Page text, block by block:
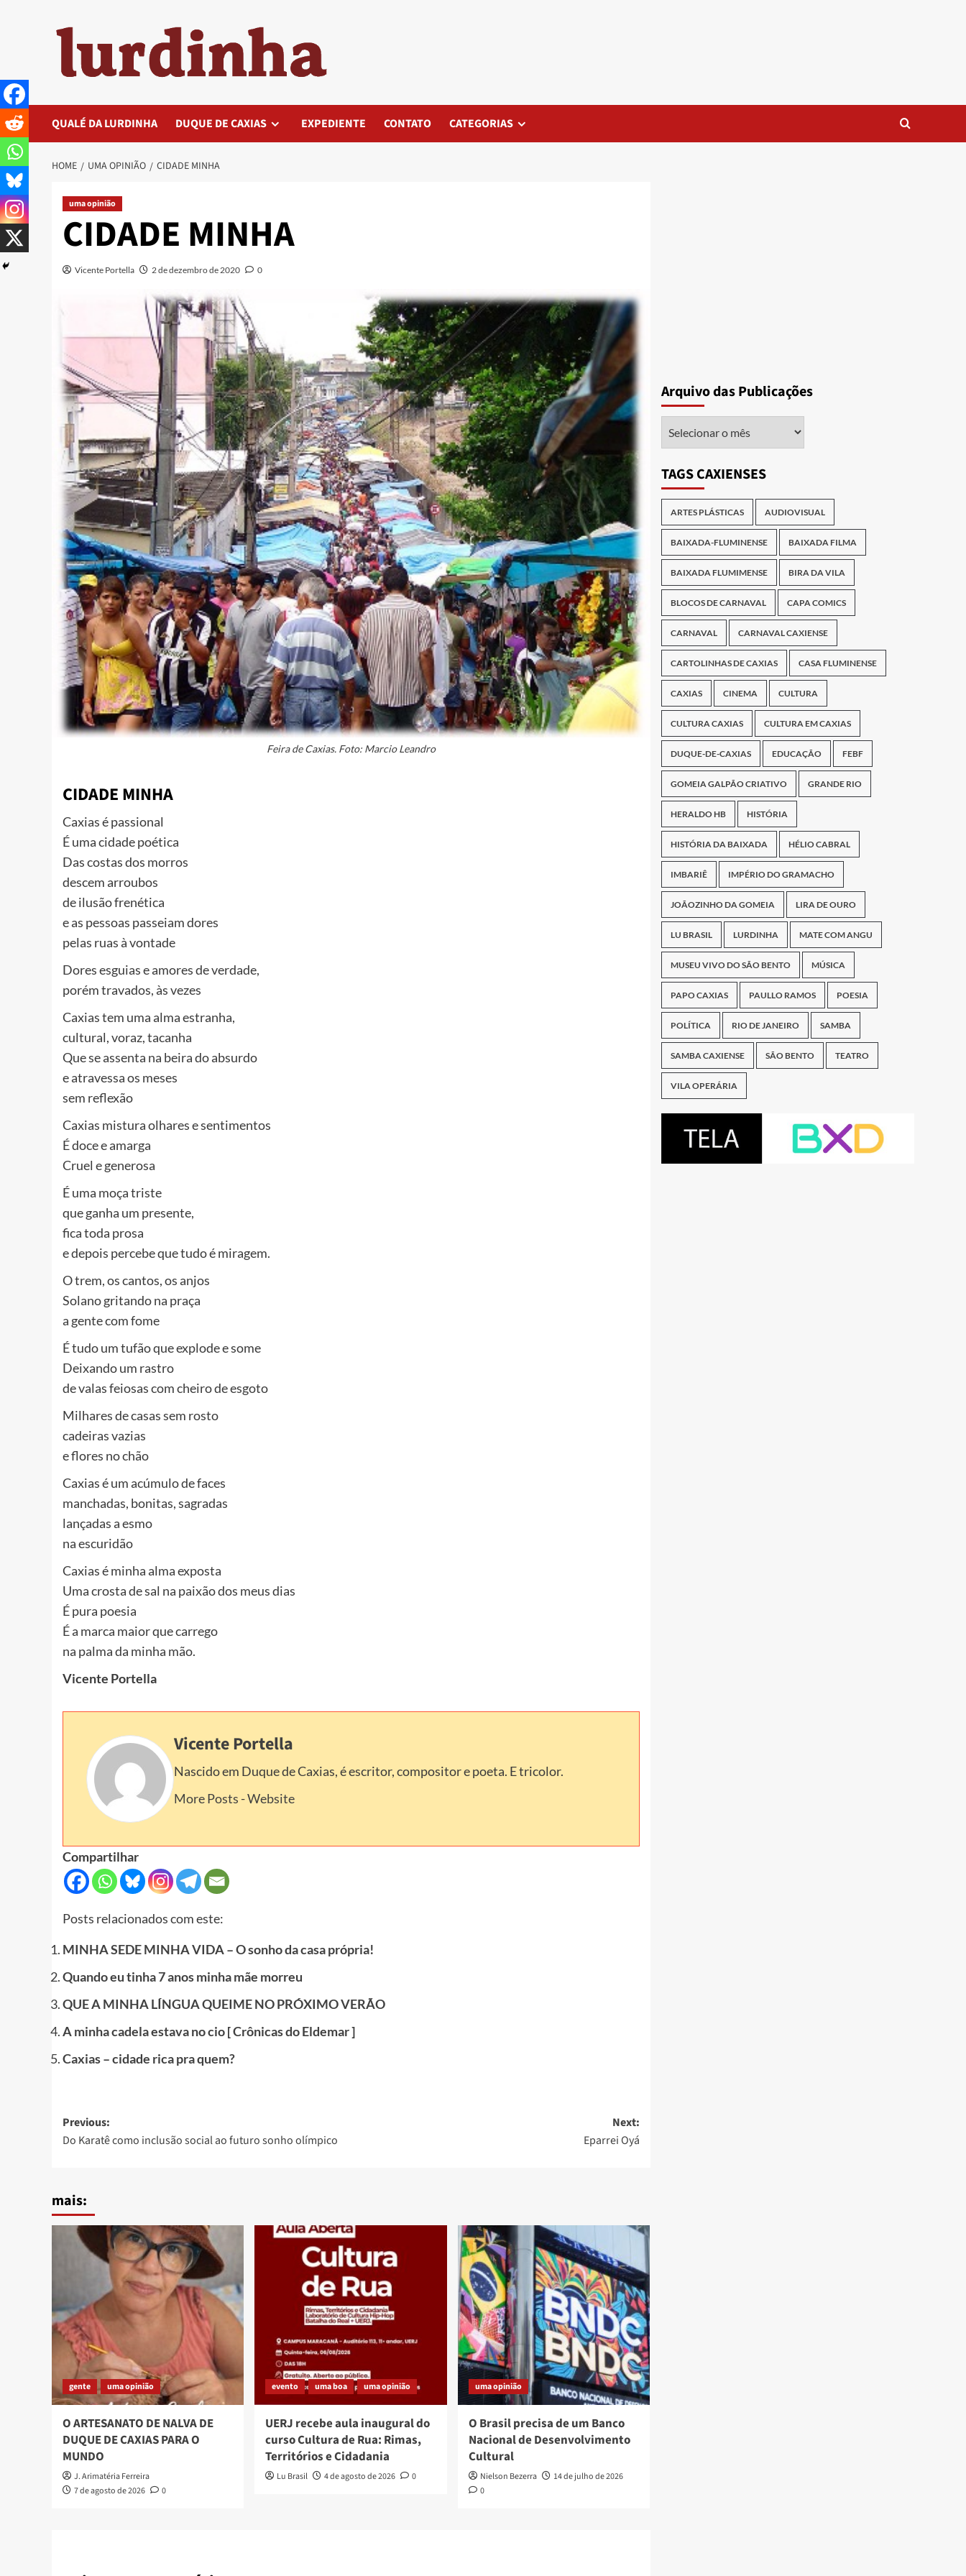
QUALÉ DA LURDINHA DUQUE DE CAXIAS EXPEDIENTE CONTATO CATEGORIAS
HOME UMA OPINIÃO CIDADE MINHA
uma opinião
CIDADE MINHA
Vicente Portella 2 de dezembro de 2020 0
Feira de Caxias. Foto: Marcio Leandro
CIDADE MINHA
Caxias é passional
É uma cidade poética
Das costas dos morros
descem arroubos
de ilusão frenética
e as pessoas passeiam dores
pelas ruas à vontade
Dores esguias e amores de verdade,
porém travados, às vezes
Caxias tem uma alma estranha,
cultural, voraz, tacanha
Que se assenta na beira do absurdo
e atravessa os meses
sem reflexão
Caxias mistura olhares e sentimentos
É doce e amarga
Cruel e generosa
É uma moça triste
que ganha um presente,
fica toda prosa
e depois percebe que tudo é miragem.
O trem, os cantos, os anjos
Solano gritando na praça
a gente com fome
É tudo um tufão que explode e some
Deixando um rastro
de valas feiosas com cheiro de esgoto
Milhares de casas sem rosto
cadeiras vazias
e flores no chão
Caxias é um acúmulo de faces
manchadas, bonitas, sagradas
lançadas a esmo
na escuridão
Caxias é minha alma exposta
Uma crosta de sal na paixão dos meus dias
É pura poesia
É a marca maior que carrego
na palma da minha mão.
Vicente Portella
Vicente Portella
Nascido em Duque de Caxias, é escritor, compositor e poeta. E tricolor.
More Posts -Website
Compartilhar
Posts relacionados com este:
MINHA SEDE MINHA VIDA – O sonho da casa própria!
Quando eu tinha 7 anos minha mãe morreu
QUE A MINHA LÍNGUA QUEIME NO PRÓXIMO VERÃO
A minha cadela estava no cio [ Crônicas do Eldemar ]
Caxias – cidade rica pra quem?
Post
navigation
Previous:
Do Karatê como inclusão social ao futuro sonho olímpico
Next:
Eparrei Oyá
mais:
gente uma opinião
O ARTESANATO DE NALVA DE
DUQUE DE CAXIAS PARA O
MUNDO
J. Arimatéria Ferreira
7 de agosto de 2026
0
evento uma boa uma opinião
UERJ recebe aula inaugural do
curso Cultura de Rua: Rimas,
Territórios e Cidadania
Lu Brasil 4 de agosto de 2026 0
uma opinião
O Brasil precisa de um Banco
Nacional de Desenvolvimento
Cultural
Nielson Bezerra
14 de julho de 2026
0
Arquivo das Publicações
TAGS CAXIENSES
ARTES PLÁSTICAS AUDIOVISUAL
BAIXADA-FLUMINENSE BAIXADA FILMA
BAIXADA FLUMIMENSE BIRA DA VILA
BLOCOS DE CARNAVAL CAPA COMICS
CARNAVAL CARNAVAL CAXIENSE
CARTOLINHAS DE CAXIAS CASA FLUMINENSE
CAXIAS CINEMA CULTURA
CULTURA CAXIAS CULTURA EM CAXIAS
DUQUE-DE-CAXIAS EDUCAÇÃO FEBF
GOMEIA GALPÃO CRIATIVO GRANDE RIO
HERALDO HB HISTÓRIA
HISTÓRIA DA BAIXADA HÉLIO CABRAL
IMBARIÊ IMPÉRIO DO GRAMACHO
JOÃOZINHO DA GOMEIA LIRA DE OURO
LU BRASIL LURDINHA MATE COM ANGU
MUSEU VIVO DO SÃO BENTO MÚSICA
PAPO CAXIAS PAULLO RAMOS POESIA
POLÍTICA RIO DE JANEIRO SAMBA
SAMBA CAXIENSE SÃO BENTO TEATRO
VILA OPERÁRIA